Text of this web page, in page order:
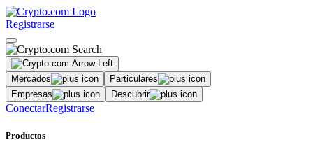
Registrarse
Mercados
Particulares
Empresas
Descubrir
ConectarRegistrarse
Productos